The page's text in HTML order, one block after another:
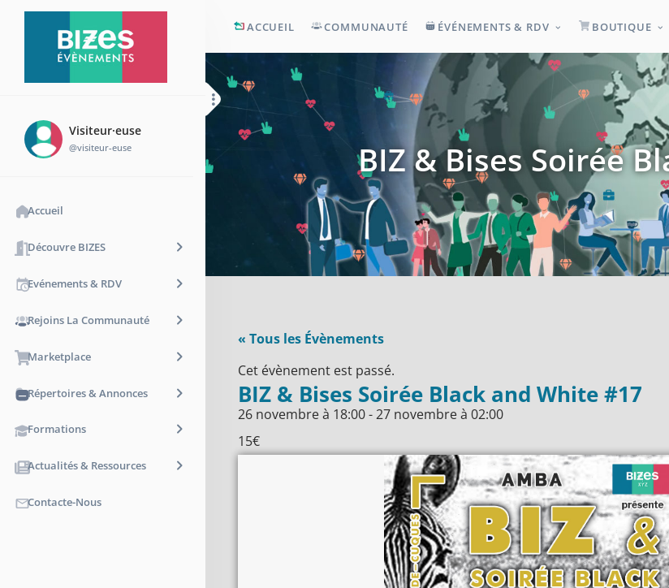
Visiteur·euse
@visiteur-euse
Accueil
Découvre BIZES
Evénements & RDV
Rejoins La Communauté
Marketplace
Répertoires & Annonces
Formations
Actualités & Ressources
Contacte-Nous
ACCUEIL COMMUNAUTÉ ÉVÉNEMENTS & RDV BOUTIQUE
BIZ & Bises Soirée
« Tous les Évènements
Cet évènement est passé.
BIZ & Bises Soirée Black and White #17
26 novembre à 18:00 -27 novembre à02:00
15€